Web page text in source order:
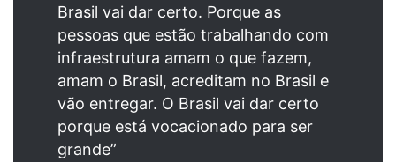
Brasil vai dar certo. Porque as
pessoas que estão trabalhando com
infraestrutura amam o que fazem,
amam o Brasil, acreditam no Brasil e
vão entregar. O Brasil vai dar certo
porque está vocacionado para ser
grande”